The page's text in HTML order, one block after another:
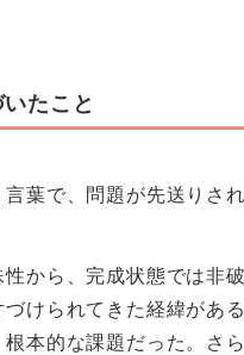
たこと
言葉で、問題が先送りさ
から、完成状態では非
づけられてきた経緯があ
根本的な課題だった。さ